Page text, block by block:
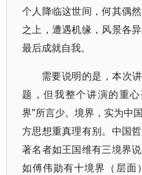
个人降临这世间，何其偶
之上，遭遇机缘，风景各
最后成就自我。
需要说明的是，本次
题，但我整个讲演的重
界”所言少。境界，实为中
方思想重真理有别。中国
著名者如王国维有三境界
如傅伟勋有十境界（层面